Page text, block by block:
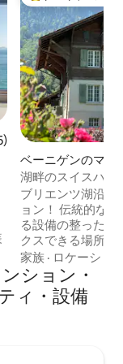
ー5件、5つ星中5つ
ベーニゲンのマン
アパート
湖畔のスイスハウ
ブリエンツ湖沿い
ョン！ 伝統的な
る設備の整った2
クスできる場所！
無料チケット イ
に理想的な拠点
Iseltwald,
Thun, Bern,
家族 · ロケーショ
ション・
ィ・設備